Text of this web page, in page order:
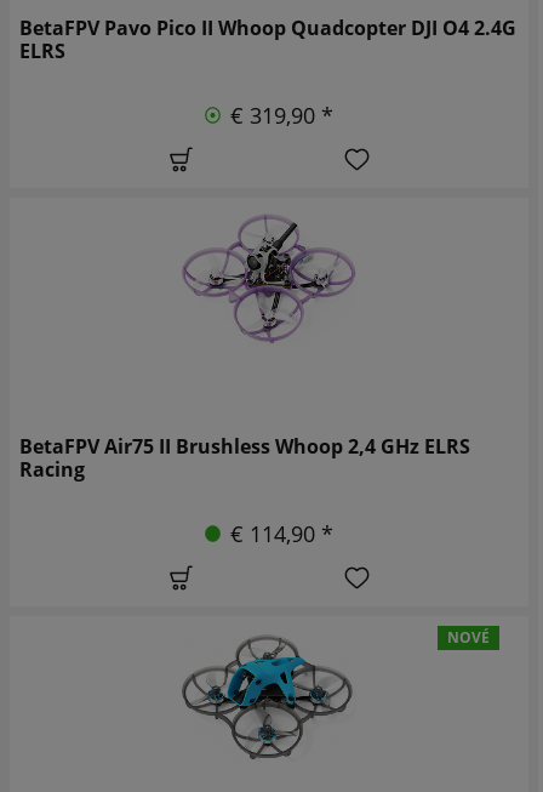
BetaFPV Pavo Pico II Whoop Quadcopter DJI O4 2.4G
ELRS
€ 319,90 *
BetaFPV Air75 II Brushless Whoop 2,4 GHz ELRS
Racing
€ 114,90 *
NOVÉ